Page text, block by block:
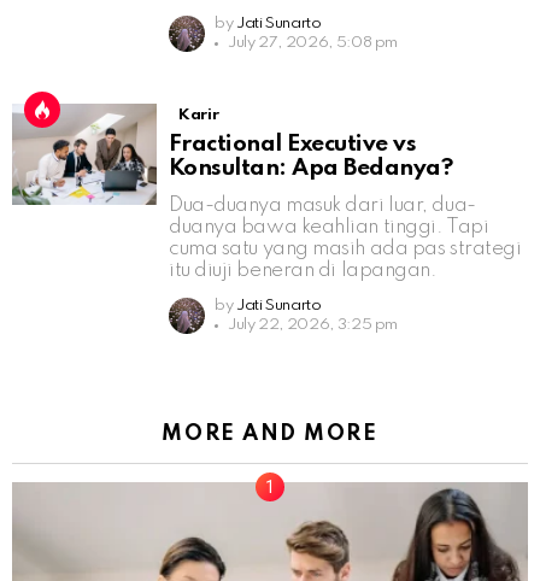
by Jati Sunarto
July 27, 2026, 5:08 pm
Karir
Fractional Executive vs
Konsultan: Apa Bedanya?
Dua-duanya masuk dari luar, dua-
duanya bawa keahlian tinggi. Tapi
cuma satu yang masih ada pas strategi
itu diuji beneran di lapangan.
by Jati Sunarto
July 22, 2026, 3:25 pm
MORE AND MORE